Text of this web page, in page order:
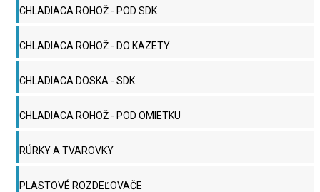
CHLADIACA ROHOŽ - POD SDK
CHLADIACA ROHOŽ - DO KAZETY
CHLADIACA DOSKA - SDK
CHLADIACA ROHOŽ - POD OMIETKU
RÚRKY A TVAROVKY
PLASTOVÉ ROZDEĽOVAČE